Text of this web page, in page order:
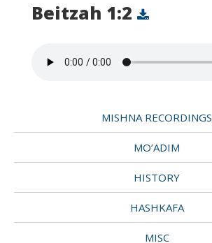
Beitzah 1:2
MISHNA RECORDINGS
MO’ADIM
HISTORY
HASHKAFA
MISC